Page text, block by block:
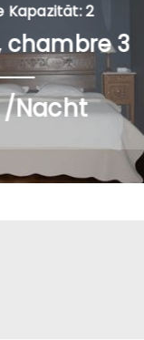
Kapazität: 2
chambre 3
/Nacht